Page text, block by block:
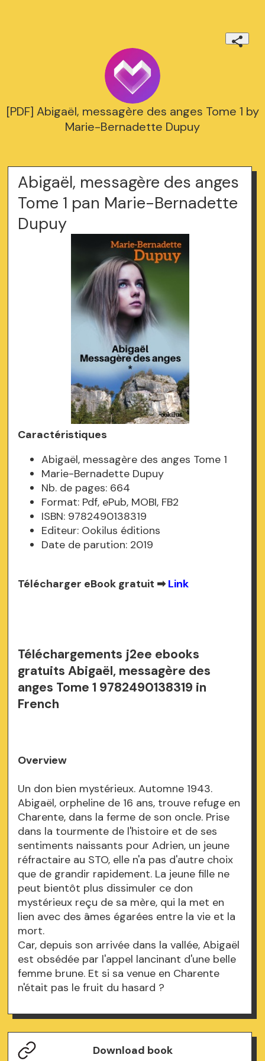
[PDF] Abigaël, messagère des anges Tome 1 by
Marie-Bernadette Dupuy
Abigaël, messagère des anges
Tome 1 pan Marie-Bernadette
Dupuy
Caractéristiques
Abigaël, messagère des anges Tome 1
Marie-Bernadette Dupuy
Nb. de pages: 664
Format: Pdf, ePub, MOBI, FB2
ISBN: 9782490138319
Editeur: Ookilus éditions
Date de parution: 2019
Télécharger eBook gratuit ➡Link
Téléchargements j2ee ebooks
gratuits Abigaël, messagère des
anges Tome 1 9782490138319 in
French
Overview
Un don bien mystérieux. Automne 1943.
Abigaël, orpheline de 16 ans, trouve refuge en
Charente, dans la ferme de son oncle. Prise
dans la tourmente de l'histoire et de ses
sentiments naissants pour Adrien, un jeune
réfractaire au STO, elle n'a pas d'autre choix
que de grandir rapidement. La jeune fille ne
peut bientôt plus dissimuler ce don
mystérieux reçu de sa mère, qui la met en
lien avec des âmes égarées entre la vie et la
mort.
Car, depuis son arrivée dans la vallée, Abigaël
est obsédée par l'appel lancinant d'une belle
femme brune. Et si sa venue en Charente
n'était pas le fruit du hasard ?
Download book